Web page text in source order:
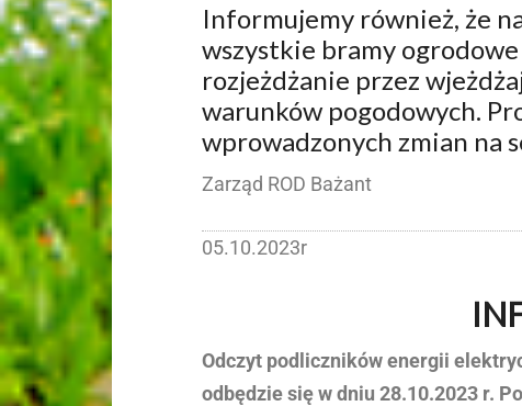
Informujemy również, że
wszystkie bramy
rozjeżdżanie przez
warunków pogodowych.
wprowadzonych zmian na
Zarząd ROD Bażant
05.10.2023r
Odczyt podliczników energii
odbędzie się w dniu 28.10.2023 r.